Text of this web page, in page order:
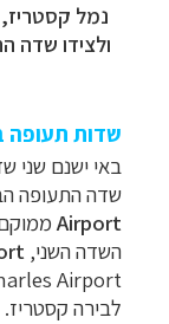
נמל קסטריז
ולצידו שדה
שדות תעופה
באי ישנם שני
שדה התעופה
Airportממוקם
השדה השני,
לבירה קסטריז.